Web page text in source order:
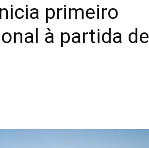
primeiro
à partida de